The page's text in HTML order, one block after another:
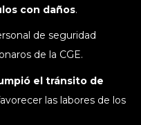
con daños.
de seguridad
de la CGE.
el tránsito de
las labores de los